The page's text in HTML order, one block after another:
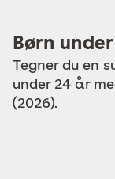
Børn
Tegner du en
under 24 år
(2026).